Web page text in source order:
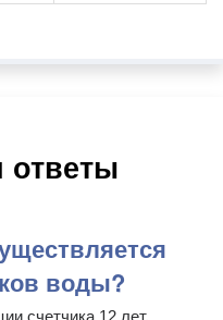
воды?
счетчика 12 лет,